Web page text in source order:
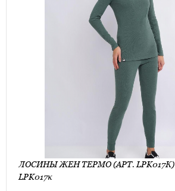
ЛОСИНЫ ЖЕН ТЕРМО (АРТ. LPK017К)
LPK017к